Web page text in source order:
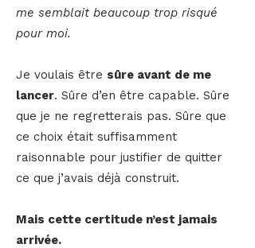
me semblait beaucoup trop risqué
pour moi.
Je voulais être sûre avant de me
lancer. Sûre d’en être capable. Sûre
que je ne regretterais pas. Sûre que
ce choix était suffisamment
raisonnable pour justifier de quitter
ce que j’avais déjà construit.
Mais cette certitude n’est jamais
arrivée.